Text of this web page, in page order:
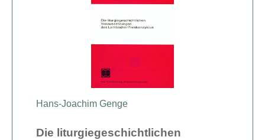
Hans-Joachim Genge
Die liturgiegeschichtlichen